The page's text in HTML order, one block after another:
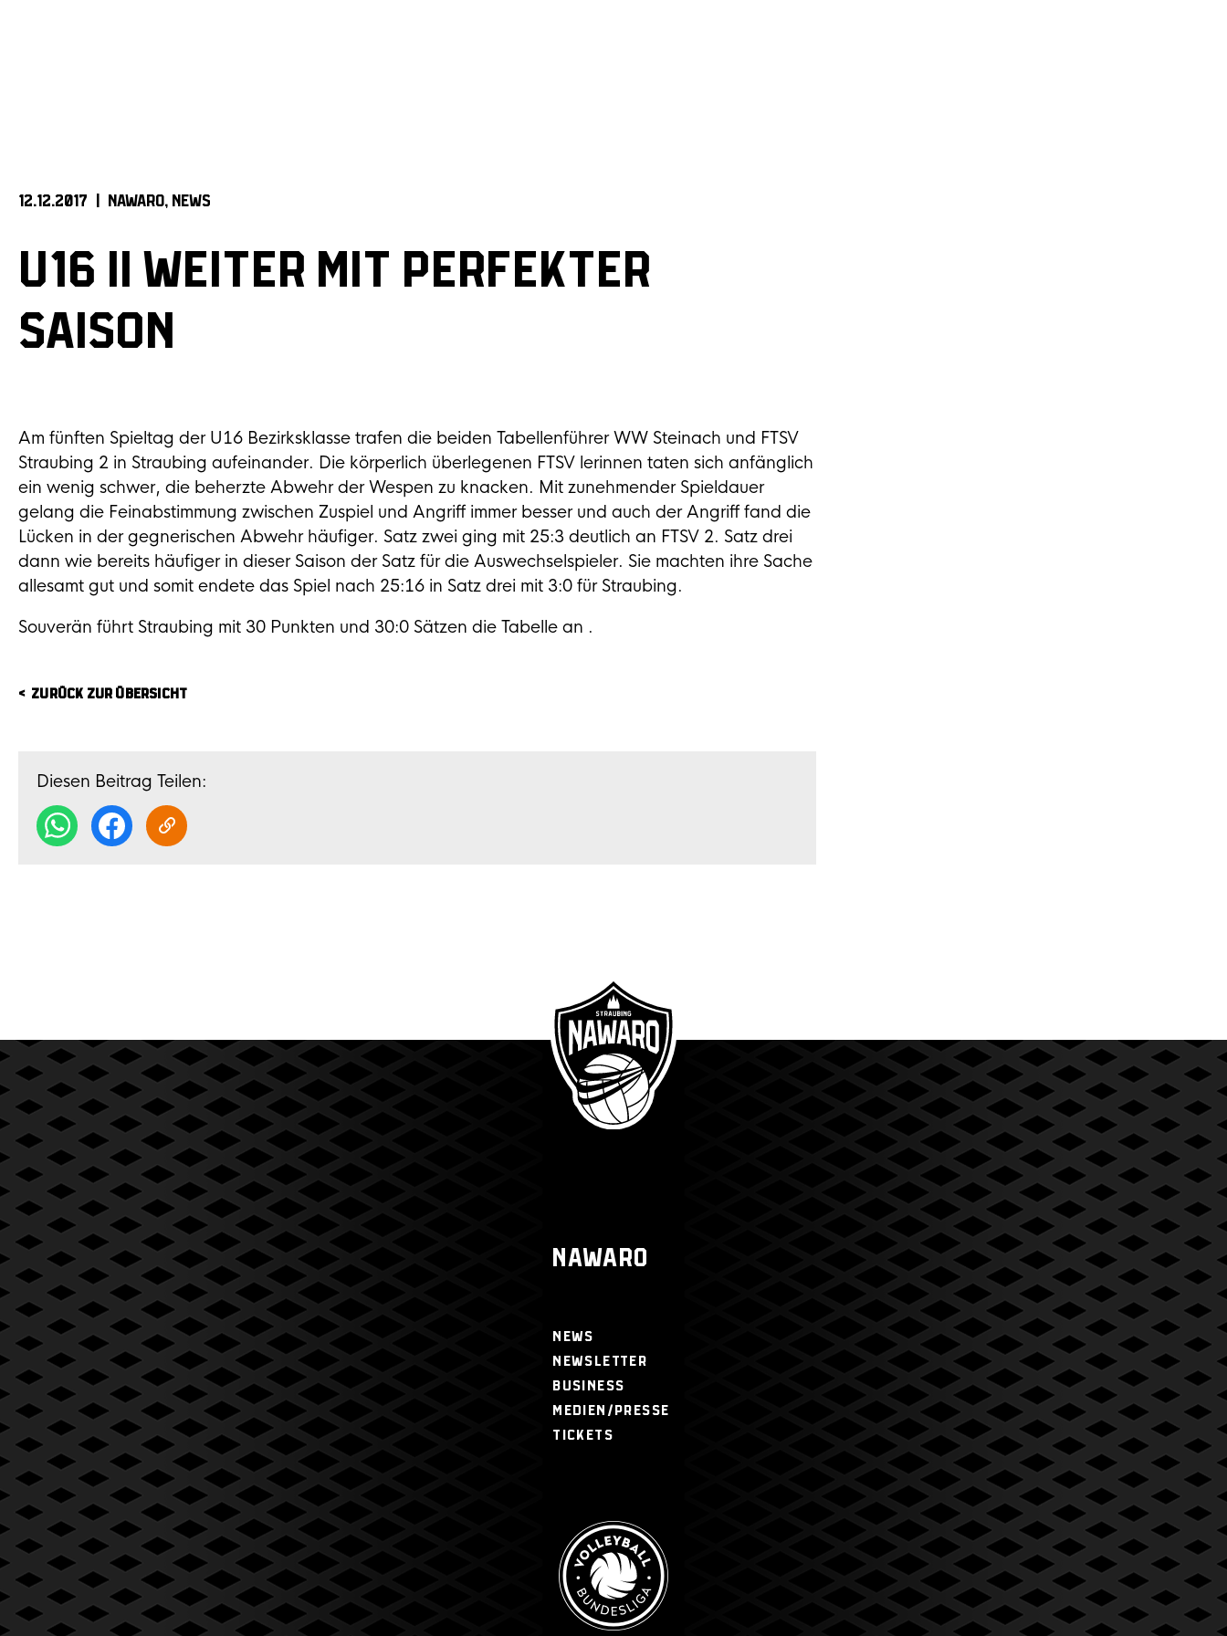
12.12.2017 | NAWARO NEWS
U16 II WEITER MIT PERFEKTER
SAISON
Am fünften Spieltag der U16 Bezirksklasse trafen die beiden Tabellenführer WW Steinach und FTSV
Straubing 2 in Straubing aufeinander. Die körperlich überlegenen FTSV lerinnen taten sich anfänglich
ein wenig schwer, die beherzte Abwehr der Wespen zu knacken. Mit zunehmender Spieldauer
gelang die Feinabstimmung zwischen Zuspiel und Angriff immer besser und auch der Angriff fand die
Lücken in der gegnerischen Abwehr häufiger. Satz zwei ging mit 25:3 deutlich an FTSV 2. Satz drei
dann wie bereits häufiger in dieser Saison der Satz für die Auswechselspieler. Sie machten ihre Sache
allesamt gut und somit endete das Spiel nach 25:16 in Satz drei mit 3:0 für Straubing.
Souverän führt Straubing mit 30 Punkten und 30:0 Sätzen die Tabelle an .
ZURÜCK ZUR ÜBERSICHT
Diesen Beitrag Teilen:
NAWARO
NEWS
NEWSLETTER
BUSINESS
MEDIEN/PRESSE
TICKETS